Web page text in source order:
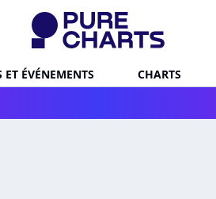
ET ÉVÉNEMENTS CHARTS